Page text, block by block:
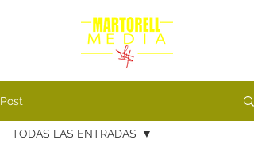
Post
TODAS LAS ENTRADAS